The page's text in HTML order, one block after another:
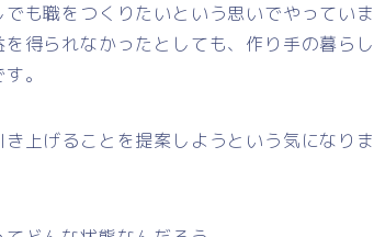
も職をつくりたいという思いでやっていま
得られなかったとしても、作り手の暮らし
。
上げることを提案しようという気になりま